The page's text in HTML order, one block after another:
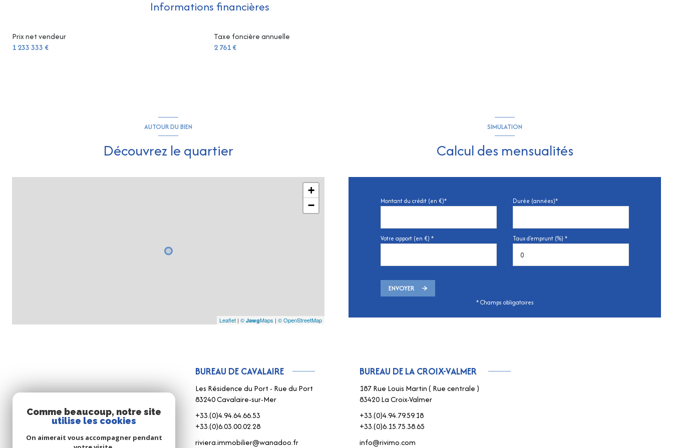
Informations financières
Prix net vendeur
1 233 333 €
Taxe foncière annuelle
2 761 €
AUTOUR DU BIEN
Découvrez le quartier
+
−
Leaflet | © JawgMaps | © OpenStreetMap
SIMULATION
Calcul des mensualités
Montant du crédit (en €)* Durée (années)*
Votre apport (en €) * Taux d'emprunt (%) *
ENVOYER
* Champs obligatoires
BUREAU DE CAVALAIRE
Les Résidence du Port - Rue du Port
83240 Cavalaire-sur-Mer
+33.(0)4.94.64.66.53
+33.(0)6.03.00.02.28
riviera.immobilier@wanadoo.fr
BUREAU DE LA CROIX-VALMER
187 Rue Louis Martin ( Rue centrale )
83420 La Croix-Valmer
+33.(0)4.94.79.59.18
+33.(0)6.15.75.38.65
info@rivimo.com
Comme beaucoup, notre site
utilise les cookies
On aimerait vous accompagner pendant